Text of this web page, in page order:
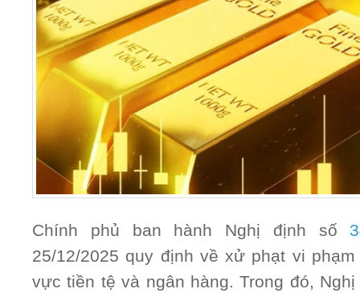
Chính phủ ban hành Nghị định số
25/12/2025 quy định về xử phạt vi
vực tiền tệ và ngân hàng. Trong đó,